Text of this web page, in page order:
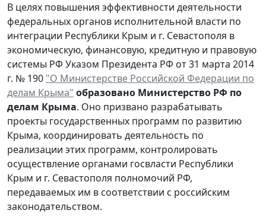
В целях повышения эффективности деятельности
федеральных органов исполнительной власти по
интеграции Республики Крым и г. Севастополя в
экономическую, финансовую, кредитную и правовую
системы РФ Указом Президента РФ от 31 марта 2014
г. № 190 "О Министерстве Российской Федерации по
делам Крыма" образовано Министерство РФ по
делам Крыма. Оно призвано разрабатывать
проекты государственных программ по развитию
Крыма, координировать деятельность по
реализации этих программ, контролировать
осуществление органами госвласти Республики
Крым и г. Севастополя полномочий РФ,
передаваемых им в соответствии с российским
законодательством.